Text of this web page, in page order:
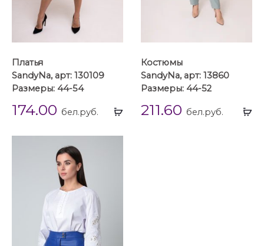
Выбрать
Платья
SandyNa, арт: 130109
Размеры: 44-54
174.00 бел.руб.
Костюмы
SandyNa, арт: 13860
Размеры: 44-52
211.60 бел.руб.